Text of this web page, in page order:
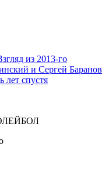
из 2013-го
и Сергей Баранов
лет спустя